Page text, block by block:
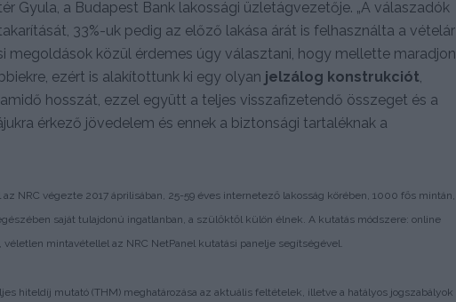
Gyula, a Budapest Bank lakossági üzletágvezetője. „A válaszadók
33%-uk pedig az előző lakása árát is felhasználta a vételár
megoldások közül érdemes úgy választani, hogy mellette maradjon
ezért is alakítottunk ki egy olyan jelzálog konstrukciót
hosszát, ezzel együtt a teljes visszafizetendő összeget és a
érkező jövedelem és ennek a biztonsági tartaléknak a
NRC végezte 2017 áprilisában, 25-59 éves internetező lakosság körében, 1000 fős mintán,
saját tulajdonú ingatlanban, a szülőktől külön élnek. A kutatás módszere: online
mintavétellel az NRC NetPanel kutatási panelje segítségével.
hiteldíj mutató (THM) meghatározása az aktuális feltételek, illetve a hatályos jogszabályok